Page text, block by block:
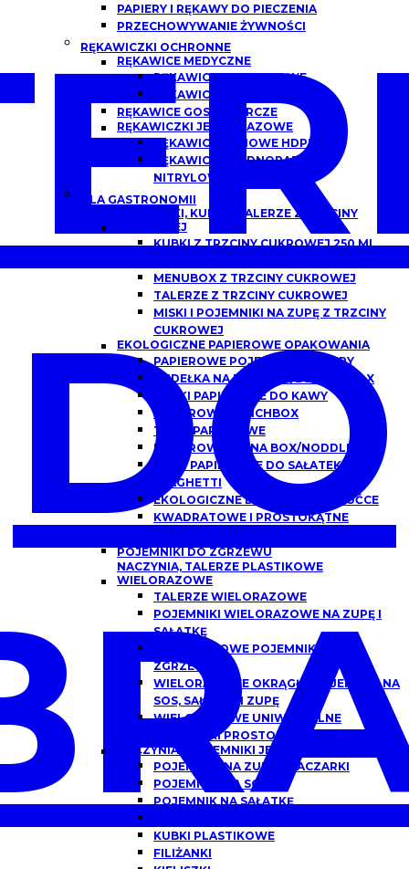
DO
PAPIERY I RĘKAWY DO PIECZENIA
PRZECHOWYWANIE ŻYWNOŚCI
RĘKAWICZKI OCHRONNE
RĘKAWICE MEDYCZNE
RĘKAWICZKI NITRYLOWE
RĘKAWICZKI LATEKSOWE
RĘKAWICE GOSPODARCZE
RĘKAWICZKI JEDNORAZOWE
RĘKAWICE FOLIOWE HDPE
RĘKAWICZKI JEDNORAZOWE
NITRYLOWE
DLA GASTRONOMII
POJEMNIKI, KUBKI I TALERZE Z TRZCINY
CUKROWEJ
KUBKI Z TRZCINY CUKROWEJ 250 ML,
MENUBOX Z TRZCINY CUKROWEJ
TALERZE Z TRZCINY CUKROWEJ
MISKI I POJEMNIKI NA ZUPĘ Z TRZCINY
CUKROWEJ
EKOLOGICZNE PAPIEROWE OPAKOWANIA
PAPIEROWE POJEMNIKI DO ZUPY
PUDEŁKA NA BURGERY/BURGER BOX
KUBKI PAPIEROWE DO KAWY
PAPIEROWE LUNCHBOX
TACKI PAPIEROWE
PAPIEROWE CHINA BOX/NODDLEBOX
MISKI PAPIEROWE DO SAŁATEK,
SPAGHETTI
EKOLOGICZNE DREWNIANE SZTUĆCE
KWADRATOWE I PROSTOKĄTNE
POJEMNIKI DO ZGRZEWU
NACZYNIA, TALERZE PLASTIKOWE
WIELORAZOWE
TALERZE WIELORAZOWE
POJEMNIKI WIELORAZOWE NA ZUPĘ I
SAŁATKĘ
WIELORAZOWE POJEMNIKI DO
ZGRZEWU
WIELORAZOWE OKRĄGŁE POJEMNIKI NA
SOS, SAŁATKĘ I ZUPĘ
WIELORAZOWE UNIWERSALNE
POJEMNIKI PROSTOKĄTNE
NACZYNIA I POJEMNIKI JEDNORAZOWE
POJEMNIKI NA ZUPĘ, FLACZARKI
POJEMNIKI NA SOS
POJEMNIK NA SAŁATKĘ
KUBKI PLASTIKOWE
FILIŻANKI